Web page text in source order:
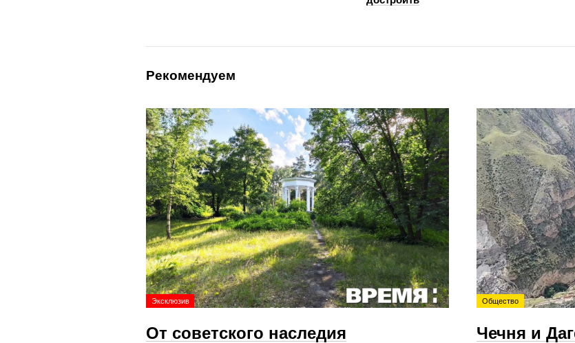
Рекомендуем
Эксклюзив
От советского наследия
Общество
Чечня и